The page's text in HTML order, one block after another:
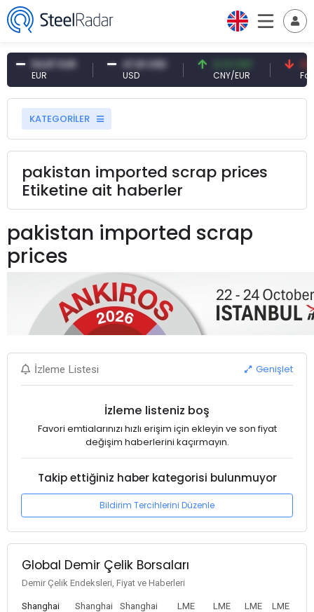
54,87 EUR
EUR
47,61 USD
USD
0,13 CNY
CNY/EUR Faiz
KATEGORİLER
pakistan imported scrap prices
Etiketine ait haberler
pakistan imported scrap
prices
İzleme Listesi Genişlet
İzleme listeniz boş
Favori emtialarınızı hızlı erişim için ekleyin ve son fiyat
değişim haberlerini kaçırmayın.
Takip ettiğiniz haber kategorisi bulunmuyor
Bildirim Tercihlerini Düzenle
Global Demir Çelik Borsaları
Demir Çelik Endeksleri, Fiyat ve Haberleri
Shanghai
Shanghai
Shanghai
LME
LME
LME
LME